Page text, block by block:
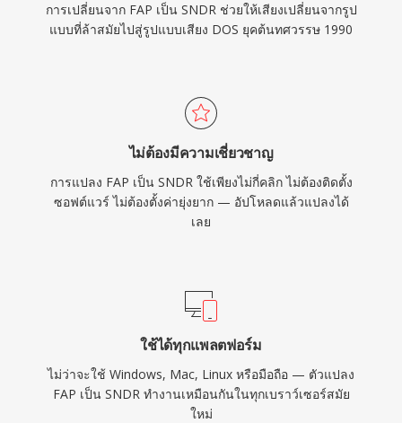
การเปลี่ยนจาก FAP เป็น SNDR ช่วยให้เสียงเปลี่ยนจากรูป
แบบที่ล้าสมัยไปสู่รูปแบบเสียง DOS ยุคต้นทศวรรษ 1990
ไม่ต้องมีความเชี่ยวชาญ
การแปลง FAP เป็น SNDR ใช้เพียงไม่กี่คลิก ไม่ต้องติดตั้ง
ซอฟต์แวร์ ไม่ต้องตั้งค่ายุ่งยาก — อัปโหลดแล้วแปลงได้
เลย
ใช้ได้ทุกแพลตฟอร์ม
ไม่ว่าจะใช้ Windows, Mac, Linux หรือมือถือ — ตัวแปลง
FAP เป็น SNDR ทำงานเหมือนกันในทุกเบราว์เซอร์สมัย
ใหม่